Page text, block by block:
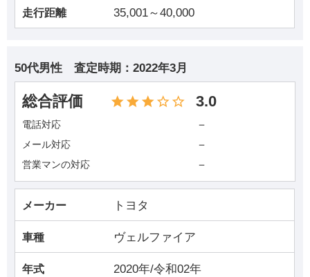
走行距離 35,001～40,000
50代男性 査定時期： 2022年3月
総合評価 3.0
電話対応 －
メール対応 －
営業マンの対応 －
メーカー トヨタ
車種 ヴェルファイア
年式 2020年/令和02年